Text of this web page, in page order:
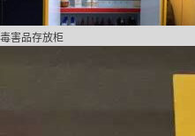
毒害品存放柜